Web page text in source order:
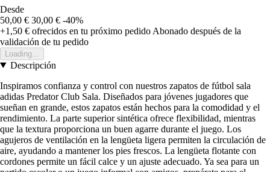
Desde
50,00 € 30,00 € -40%
+1,50 € ofrecidos en tu próximo pedido Abonado después de la
validación de tu pedido
Loading...
Descripción
Inspiramos confianza y control con nuestros zapatos de fútbol sala
adidas Predator Club Sala. Diseñados para jóvenes jugadores que
sueñan en grande, estos zapatos están hechos para la comodidad y el
rendimiento. La parte superior sintética ofrece flexibilidad, mientras
que la textura proporciona un buen agarre durante el juego. Los
agujeros de ventilación en la lengüeta ligera permiten la circulación de
aire, ayudando a mantener los pies frescos. La lengüeta flotante con
cordones permite un fácil calce y un ajuste adecuado. Ya sea para un